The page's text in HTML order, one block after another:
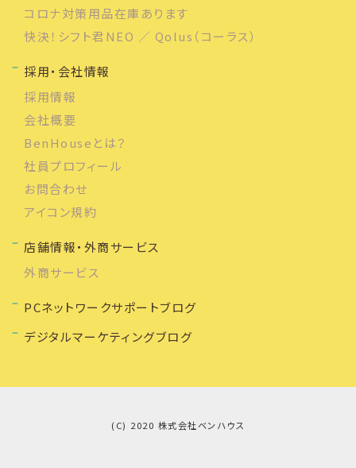
コロナ対策用品在庫あります
快決！シフト君NEO ／ Qolus（コーラス）
採用・会社情報
採用情報
会社概要
BenHouseとは？
社員プロフィール
お問合わせ
アイコン規約
店舗情報・外商サービス
外商サービス
PCネットワークサポートブログ
デジタルマーケティングブログ
(C) 2020 株式会社ベンハウス